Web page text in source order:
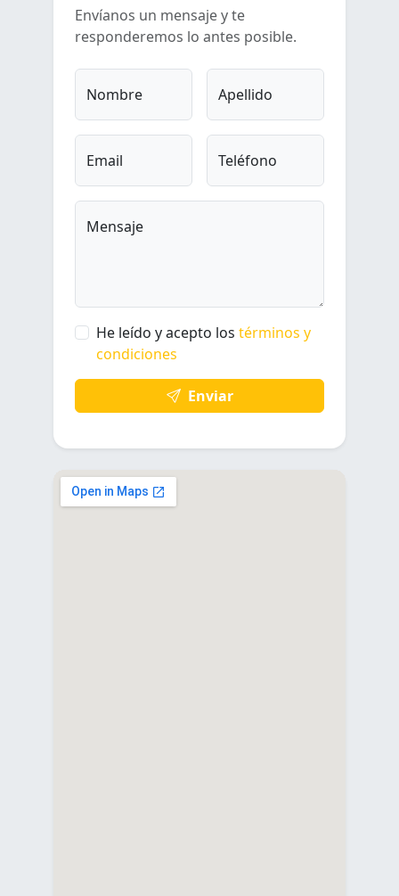
Envíanos un mensaje y te
responderemos lo antes posible.
Nombre Apellido
Email Teléfono
Mensaje
He leído y acepto los términos y
condiciones
Enviar